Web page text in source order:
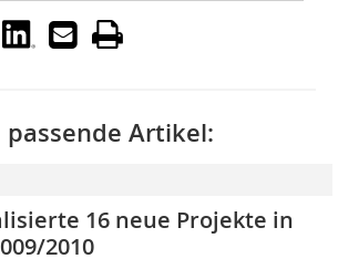
Artikel:
16 neue Projekte in
2010